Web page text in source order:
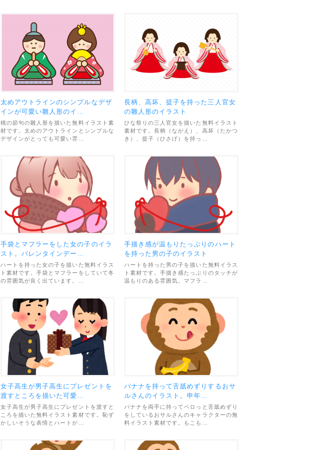
太めアウトラインのシンプルなデザ
インが可愛い雛人形のイ…
桃の節句の雛人形を描いた無料イラスト素
材です。太めのアウトラインとシンプルな
デザインがとっても可愛い雰…
長柄、高坏、提子を持った三人官女
の雛人形のイラスト
ひな祭りの三人官女を描いた無料イラスト
素材です。長柄（ながえ）、高坏（たかつ
き）、提子（ひさげ）を持っ…
手袋とマフラーをした女の子のイラ
スト。バレンタインデー…
ハートを持った女の子を描いた無料イラス
ト素材です。手袋とマフラーをしていて冬
の雰囲気が良く出ています。…
手描き感が温もりたっぷりのハート
を持った男の子のイラスト
ハートを持った男の子を描いた無料イラス
ト素材です。手描き感たっぷりのタッチが
温もりのある雰囲気。マフラ…
女子高生が男子高生にプレゼントを
渡すところを描いた可愛…
女子高生が男子高生にプレゼントを渡すと
ころを描いた無料イラスト素材です。恥ず
かしいそうな表情とハートが…
バナナを持って舌舐めずりするおサ
ルさんのイラスト。申年…
バナナを両手に持ってペロっと舌舐めずり
をしているおサルさんのキャラクターの無
料イラスト素材です。もこも…